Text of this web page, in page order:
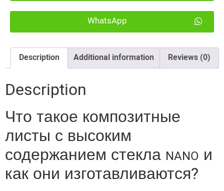
WhatsApp
Description Additional information Reviews (0)
Description
Что такое композитные
листы с высоким
содержанием стекла NANO и
как они изготавливаются?